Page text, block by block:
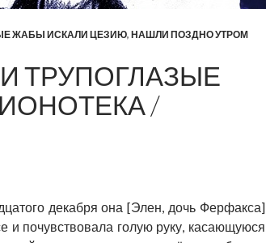
ЖАБЫ ИСКАЛИ ЦЕЗИЮ, НАШЛИ ПОЗДНО УТРОМ
ТРУПОГЛАЗЫЕ
/
декабря она [Элен, дочь Ферфакса]
и почувствовала голую руку, касающуюся